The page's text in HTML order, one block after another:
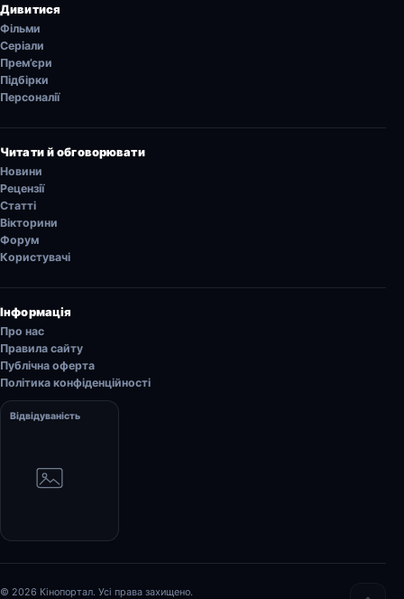
Дивитися
Фільми
Серіали
Прем’єри
Підбірки
Персоналії
Читати й обговорювати
Новини
Рецензії
Статті
Вікторини
Форум
Користувачі
Інформація
Про нас
Правила сайту
Публічна оферта
Політика конфіденційності
Відвідуваність
© 2026 Кінопортал. Усі права захищено.